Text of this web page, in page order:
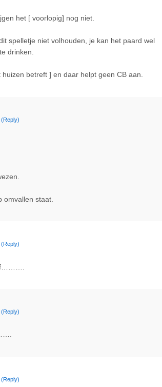
het [ voorlopig] nog niet.
spelletje niet volhouden, je kan het paard wel
drinken.
betreft ] en daar helpt geen CB aan.
(Reply)
omvallen staat.
(Reply)
(Reply)
(Reply)